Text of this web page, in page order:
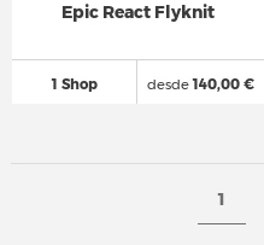
Epic React Flyknit
1 Shop desde140,00 €
1